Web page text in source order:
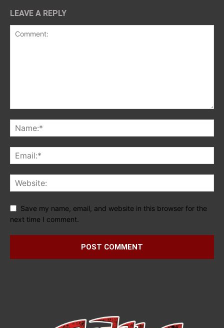
LEAVE A REPLY
Save my name, email, and website in this browser for the
next time I comment.